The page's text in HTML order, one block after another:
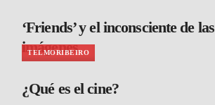
‘Friends’ y el inconsciente de las
imágenes
TELMORIBEIRO
¿Qué es el cine?